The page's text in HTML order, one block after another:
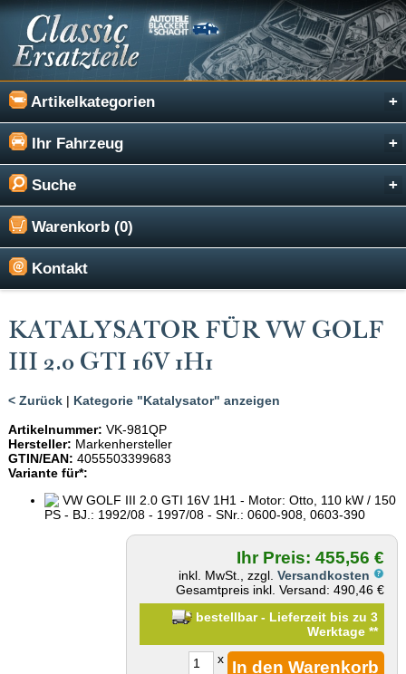
Artikelkategorien
Ihr Fahrzeug
Suche
Warenkorb (0)
Kontakt
KATALYSATOR FÜR VW GOLF
III 2.0 GTI 16V 1H1
< Zurück| Kategorie "Katalysator" anzeigen
Artikelnummer: VK-981QP
Hersteller: Markenhersteller
GTIN/EAN: 4055503399683
Variante für*:
VW GOLF III 2.0 GTI 16V 1H1 - Motor: Otto, 110 kW / 150
PS - BJ.: 1992/08 - 1997/08 - SNr.: 0600-908, 0603-390
Ihr Preis: 455,56 €
inkl. MwSt., zzgl.Versandkosten
Gesamtpreis inkl. Versand: 490,46 €
bestellbar - Lieferzeit bis zu 3
Werktage**
x